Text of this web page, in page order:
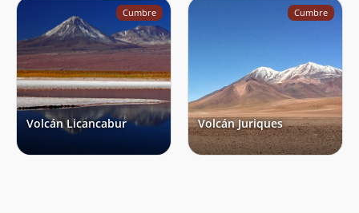
Cumbre
Volcán Licancabur
Cumbre
Volcán Juriques